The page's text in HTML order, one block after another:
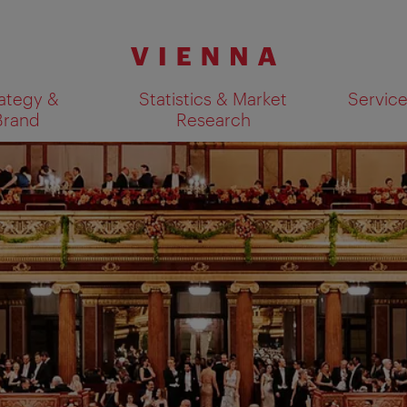
&
Statistics & Market
Research
Show search results